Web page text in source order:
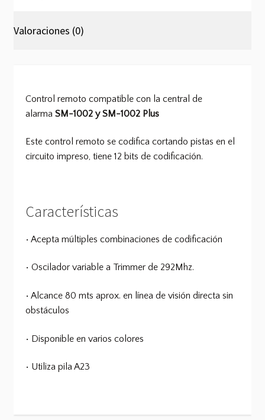
Valoraciones (0)
Control remoto compatible con la central de
alarma SM-1002 y SM-1002 Plus
Este control remoto se codifica cortando pistas en el
circuito impreso, tiene 12 bits de codificación.
Características
• Acepta múltiples combinaciones de codificación
• Oscilador variable a Trimmer de 292Mhz.
• Alcance 80 mts aprox. en línea de visión directa sin
obstáculos
• Disponible en varios colores
• Utiliza pila A23